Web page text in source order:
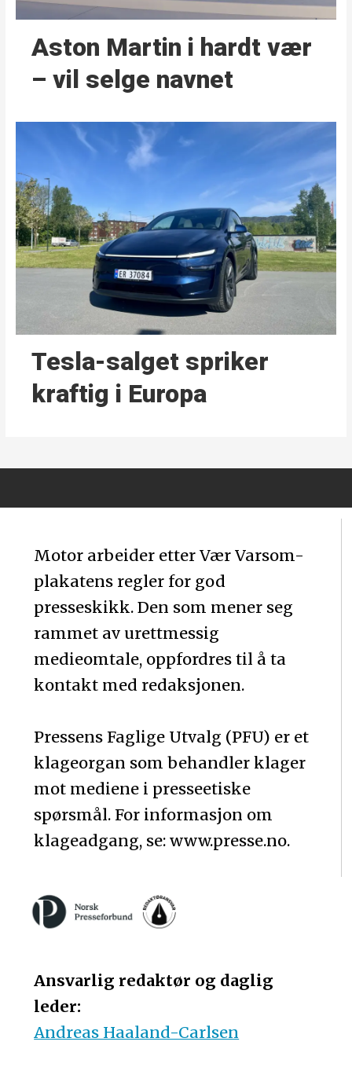
Aston Martin i hardt vær
– vil selge navnet
Tesla-salget spriker
kraftig i Europa
Motor arbeider etter Vær Varsom-
plakatens regler for god
presseskikk. Den som mener seg
rammet av urettmessig
medieomtale, oppfordres til å ta
kontakt med redaksjonen.
Pressens Faglige Utvalg (PFU) er et
klageorgan som behandler klager
mot mediene i presseetiske
spørsmål. For informasjon om
klageadgang, se: www.presse.no.
Ansvarlig redaktør og daglig
leder:
Andreas Haaland-Carlsen